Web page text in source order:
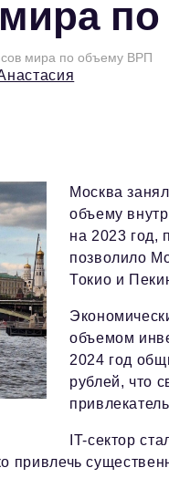
мира по объему ВРП
Москва
объему
на 2023 год,
позволило
Токио и
объемом
2024 год
рублей, что
IT-сектор
привлечь